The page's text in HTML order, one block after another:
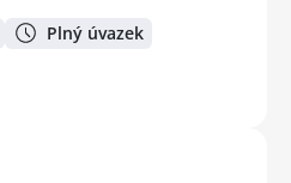
Plný úvazek